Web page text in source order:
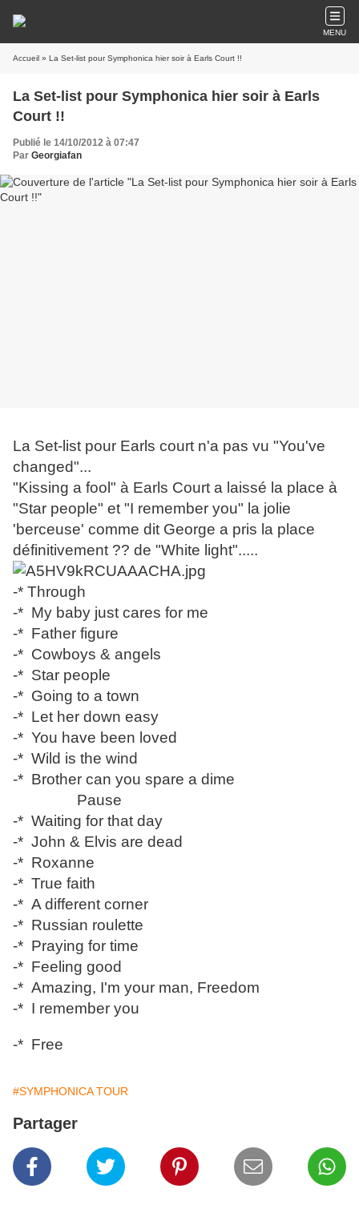
MENU
Accueil » La Set-list pour Symphonica hier soir à Earls Court !!
La Set-list pour Symphonica hier soir à Earls
Court !!
Publié le 14/10/2012 à 07:47
Par Georgiafan
La Set-list pour Earls court n'a pas vu "You've
changed"...
"Kissing a fool" à Earls Court a laissé la place à
"Star people" et "I remember you" la jolie
'berceuse' comme dit George a pris la place
définitivement ?? de "White light".....
-* Through
-* My baby just cares for me
-* Father figure
-* Cowboys & angels
-* Star people
-* Going to a town
-* Let her down easy
-* You have been loved
-* Wild is the wind
-* Brother can you spare a dime
Pause
-* Waiting for that day
-* John & Elvis are dead
-* Roxanne
-* True faith
-* A different corner
-* Russian roulette
-* Praying for time
-* Feeling good
-* Amazing, I'm your man, Freedom
-* I remember you
-* Free
#SYMPHONICA TOUR
Partager